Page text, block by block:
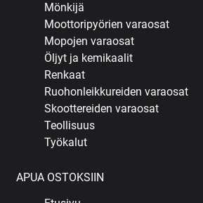
Mönkijä
Moottoripyörien varaosat
Mopojen varaosat
Öljyt ja kemikaalit
Renkaat
Ruohonleikkureiden varaosat
Skoottereiden varaosat
Teollisuus
Työkalut
APUA OSTOKSIIN